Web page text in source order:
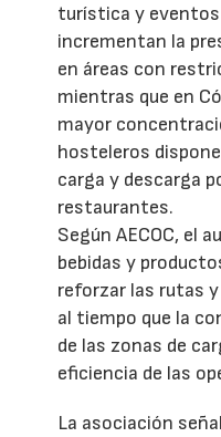
turística y eventos
incrementan la
en áreas con
mientras que en
mayor
hosteleros
carga y descarga
restaurantes.
Según AECOC, el
bebidas y
reforzar las rutas
al tiempo que la
de las zonas de
eficiencia de las
La asociación